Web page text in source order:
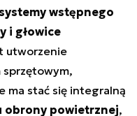
wstępnego
i głowice
utworzenie
ma stać się integralną
obrony powietrznej,